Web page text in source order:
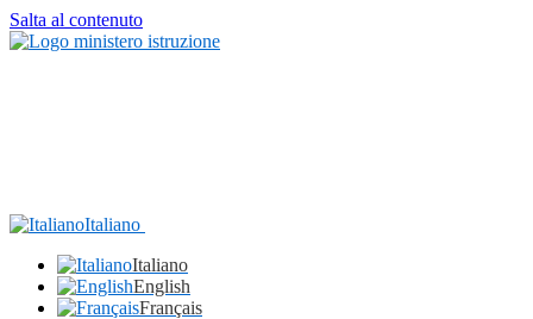
Salta al contenuto
Italiano
Italiano
English
Français